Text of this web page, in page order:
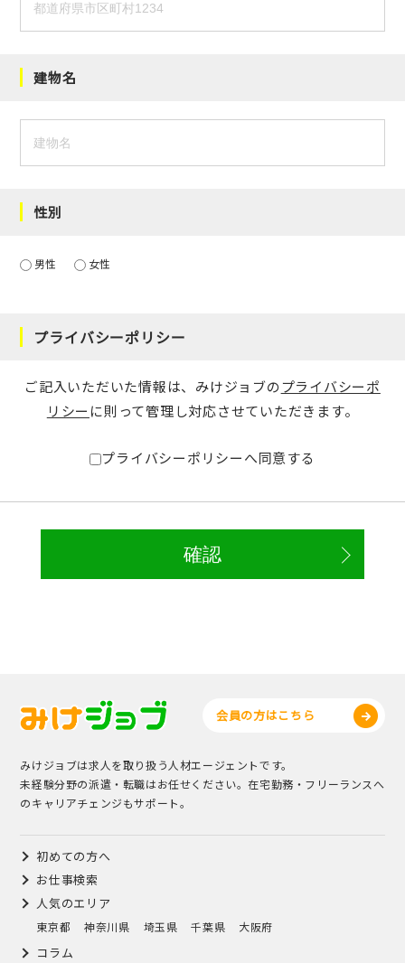
建物名
性別
男性 女性
プライバシーポリシー
ご記入いただいた情報は、みけジョブのプライバシーポ
リシー に則って管理し対応させていただきます。
プライバシーポリシーへ同意する
会員の方はこちら
みけジョブは求人を取り扱う人材エージェントです。
未経験分野の派遣・転職はお任せください。在宅勤務・フリーランスへ
のキャリアチェンジもサポート。
初めての方へ
お仕事検索
人気のエリア
東京都 神奈川県 埼玉県 千葉県 大阪府
コラム